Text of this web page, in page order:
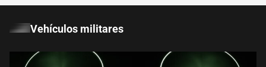
Vehículos militares